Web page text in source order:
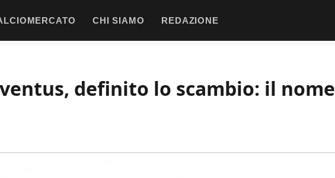
CHI SIAMO REDAZIONE
definito lo scambio: il nome